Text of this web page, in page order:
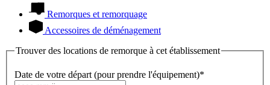
Remorques et remorquage
Accessoires de déménagement
Trouver des locations de remorque à cet établissement
Date de votre départ (pour prendre l'équipement)*